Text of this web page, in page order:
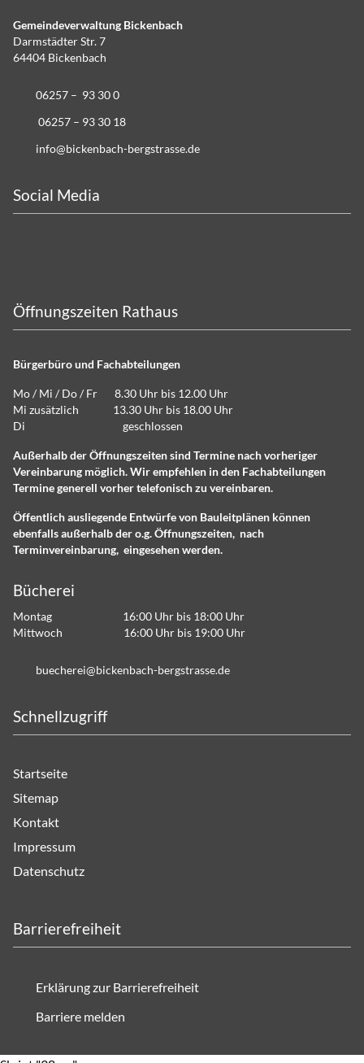
Gemeindeverwaltung Bickenbach
Darmstädter Str. 7
64404 Bickenbach
06257 – 93 30 0
06257 – 93 30 18
info@bickenbach-bergstrasse.de
Social Media
Öffnungszeiten Rathaus
Bürgerbüro und Fachabteilungen
Mo / Mi / Do / Fr 8.30 Uhr bis 12.00 Uhr
Mi zusätzlich 13.30 Uhr bis 18.00 Uhr
Di geschlossen
Außerhalb der Öffnungszeiten sind Termine nach vorheriger
Vereinbarung möglich. Wir empfehlen in den Fachabteilungen
Termine generell vorher telefonisch zu vereinbaren.
Öffentlich ausliegende Entwürfe von Bauleitplänen können
ebenfalls außerhalb der o.g. Öffnungszeiten, nach
Terminvereinbarung, eingesehen werden.
Bücherei
Montag 16:00 Uhr bis 18:00 Uhr
Mittwoch 16:00 Uhr bis 19:00 Uhr
b ch r b ck nb ch-b rgstr ss d
Schnellzugriff
Startseite
Sitemap
Kontakt
Impressum
Datenschutz
Barrierefreiheit
Erklärung zur Barrierefreiheit
Barriere melden